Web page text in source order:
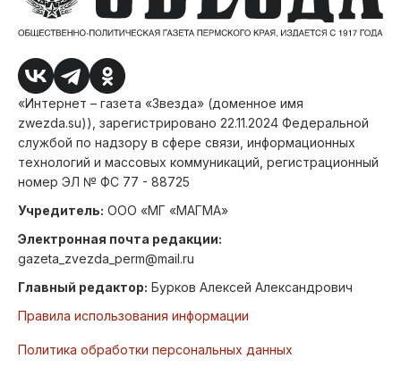
«Интернет – газета «Звезда» (доменное имя
zwezda.su)), зарегистрировано 22.11.2024 Федеральной
службой по надзору в сфере связи, информационных
технологий и массовых коммуникаций, регистрационный
номер ЭЛ № ФС 77 - 88725
Учредитель: ООО «МГ «МАГМА»
Электронная почта редакции:
gazeta_zvezda_perm@mail.ru
Главный редактор: Бурков Алексей Александрович
Правила использования информации
Политика обработки персональных данных